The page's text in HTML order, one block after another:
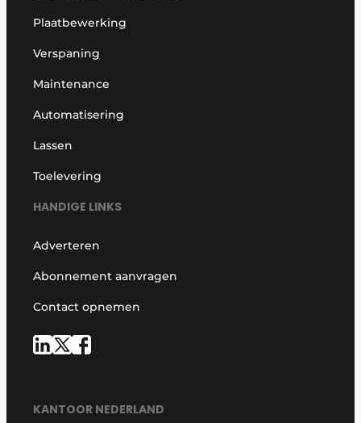
Plaatbewerking
Verspaning
Maintenance
Automatisering
Lassen
Toelevering
HANDIGE LINKS
Adverteren
Abonnement aanvragen
Contact opnemen
KANTOOR NEDERLAND